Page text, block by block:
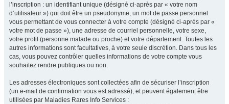
l’inscription : un identifiant unique (désigné ci-après par « votre nom
d’utilisateur ») qui doit être un pseudonyme, un mot de passe personnel
vous permettant de vous connecter à votre compte (désigné ci-après par «
votre mot de passe »), une adresse de courriel personnelle, votre sexe,
votre profil (personne malade ou proche) et votre département. Toutes les
autres informations sont facultatives, à votre seule discrétion. Dans tous les
cas, vous pouvez contrôler quelles informations de votre compte vous
souhaitez rendre publiques ou non.
Les adresses électroniques sont collectées afin de sécuriser l’inscription
(un e-mail de confirmation vous est adressé), et peuvent également être
utilisées par Maladies Rares Info Services :